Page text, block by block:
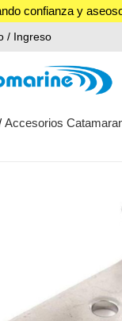
confianza y
clientes.
/ Ingreso
Accesorios